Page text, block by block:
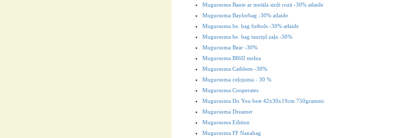
Mugursoma Bante ar metāla sirdi rozā -30% atlaide
Mugursoma Baylorbag -30% atlaide
Mugursoma be. bag futbols -30% atlaide
Mugursoma be. bag tauriņš zaļa -30%
Mugursoma Bear -30%
Mugursoma BI6II melna
Mugursoma Cathleen -30%
Mugursoma ceļojuma - 30 %
Mugursoma Cooperates
Mugursoma Do You best 42x30x19cm 750grammi
Mugursoma Dreamer
Mugursoma Edition
Mugursoma FF Nanabag